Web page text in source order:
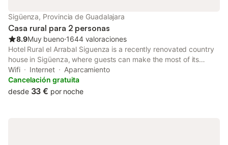
Sigüenza, Provincia de Guadalajara
Casa rural para 2 personas
8.9Muy bueno⋅1644 valoraciones
Hotel Rural el Arrabal Siguenza is a recently renovated country
house in Sigüenza, where guests can make the most of its
garden and bar. The property has mountain and garden views.
Wifi Internet
Aparcamiento
Cancelación gratuita
desde 33 € por noche